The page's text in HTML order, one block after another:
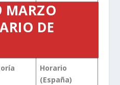
MARZO
DE
Horario
(España)